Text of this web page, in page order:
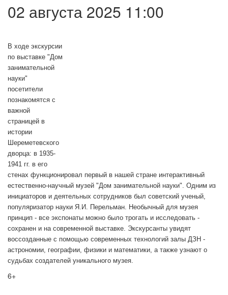
02 августа 2025 11:00
В ходе экскурсии
по выставке "Дом
занимательной
науки"
посетители
познакомятся с
важной
страницей в
истории
Шереметевского
дворца: в 1935-
1941 гг. в его
стенах функционировал первый в нашей стране интерактивный
естественно-научный музей "Дом занимательной науки". Одним из
инициаторов и деятельных сотрудников был советский ученый,
популяризатор науки Я.И. Перельман. Необычный для музея
принцип - все экспонаты можно было трогать и исследовать -
сохранен и на современной выставке. Экскурсанты увидят
воссозданные с помощью современных технологий залы ДЗН -
астрономии, географии, физики и математики, а также узнают о
судьбах создателей уникального музея.
6+